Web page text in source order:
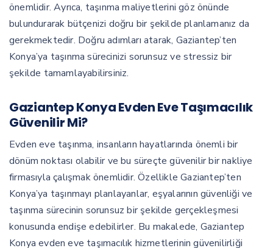
önemlidir. Ayrıca, taşınma maliyetlerini göz önünde
bulundurarak bütçenizi doğru bir şekilde planlamanız da
gerekmektedir. Doğru adımları atarak, Gaziantep’ten
Konya’ya taşınma sürecinizi sorunsuz ve stressiz bir
şekilde tamamlayabilirsiniz.
Gaziantep Konya Evden Eve Taşımacılık
Güvenilir Mi?
Evden eve taşınma, insanların hayatlarında önemli bir
dönüm noktası olabilir ve bu süreçte güvenilir bir nakliye
firmasıyla çalışmak önemlidir. Özellikle Gaziantep’ten
Konya’ya taşınmayı planlayanlar, eşyalarının güvenliği ve
taşınma sürecinin sorunsuz bir şekilde gerçekleşmesi
konusunda endişe edebilirler. Bu makalede, Gaziantep
Konya evden eve taşımacılık hizmetlerinin güvenilirliği